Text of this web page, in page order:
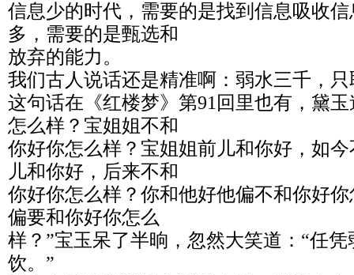
信息少的时代，需要的是找到信息吸收
多，需要的是甄选和
放弃的能力。
我们古人说话还是精准啊：弱水三千，
这句话在《红楼梦》第91回里也有，黛
怎么样？宝姐姐不和
你好你怎么样？宝姐姐前儿和你好，如
儿和你好，后来不和
你好你怎么样？你和他好他偏不和你好
偏要和你好你怎么
样？”宝玉呆了半晌，忽然大笑道：“任
饮。”